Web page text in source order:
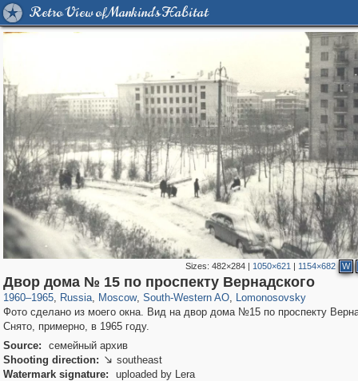
Retro View of Mankind's Habitat
Sizes:482×284 | 1050×621 | 1154×682 W
Двор дома № 15 по проспекту Вернадского
1960–1965, Russia
1,406,275 29,243
, Moscow
319,780 8,286
, South-Western AO
12,410 76
, Lomonosovsky
697 4
Фото сделано из моего окна. Вид на двор дома №15 по проспекту
Снято, примерно, в 1965 году.
Source:
семейный архив
Shooting direction:  southeast
Watermark signature:
uploaded by Lera